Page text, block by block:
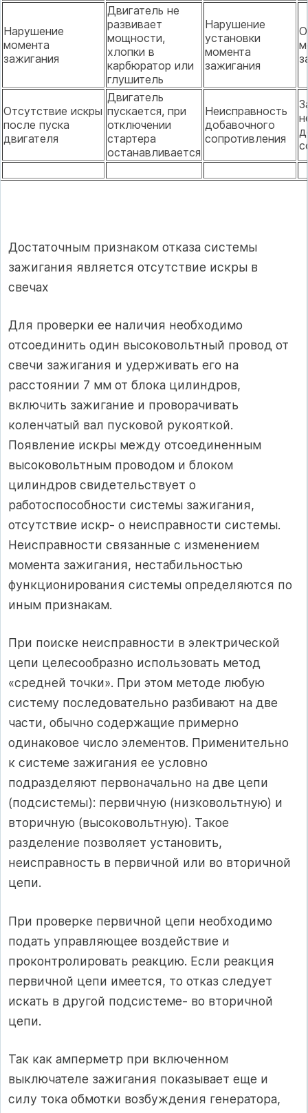
Нарушение
момента
зажигания
Двигатель не
развивает
мощности,
хлопки в
карбюратор или
глушитель
Нарушение
установки
момента
зажигания
Отсутствие искры
после пуска
двигателя
Двигатель
пускается, при
отключении
стартера
останавливается
Неисправность
добавочного
сопротивления
Достаточным признаком отказа системы
зажигания является отсутствие искры в
свечах
Для проверки ее наличия необходимо
отсоединить один высоковольтный провод от
свечи зажигания и удерживать его на
расстоянии 7 мм от блока цилиндров,
включить зажигание и проворачивать
коленчатый вал пусковой рукояткой.
Появление искры между отсоединенным
высоковольтным проводом и блоком
цилиндров свидетельствует о
работоспособности системы зажигания,
отсутствие искр- о неисправности системы.
Неисправности связанные с изменением
момента зажигания, нестабильностью
функционирования системы определяются по
иным признакам.
При поиске неисправности в электрической
цепи целесообразно использовать метод
«средней точки». При этом методе любую
систему последовательно разбивают на две
части, обычно содержащие примерно
одинаковое число элементов. Применительно
к системе зажигания ее условно
подразделяют первоначально на две цепи
(подсистемы): первичную (низковольтную) и
вторичную (высоковольтную). Такое
разделение позволяет установить,
неисправность в первичной или во вторичной
цепи.
При проверке первичной цепи необходимо
подать управляющее воздействие и
проконтролировать реакцию. Если реакция
первичной цепи имеется, то отказ следует
искать в другой подсистеме- во вторичной
цепи.
Так как амперметр при включенном
выключателе зажигания показывает еще и
силу тока обмотки возбуждения генератора,